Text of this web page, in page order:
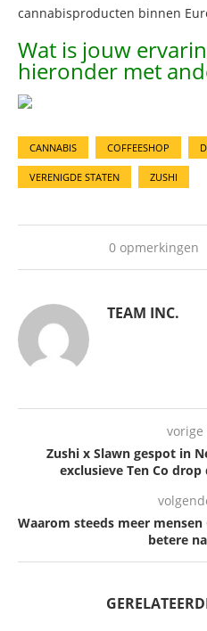
cannabisproducten binnen
Wat is jouw
hieronder met
CANNABIS COFFEESHOP
VERENIGDE STATEN ZUSHI
0 opmerkingen
TEAM INC.
vorige
Zushi x Slawn gespot in
exclusieve Ten Co
Waarom steeds meer
betere